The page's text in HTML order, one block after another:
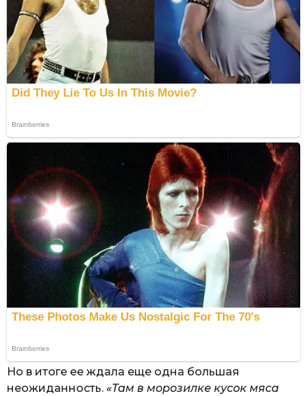
Но в итоге ее ждала еще одна большая
неожиданность. «Там в морозилке кусок мяса